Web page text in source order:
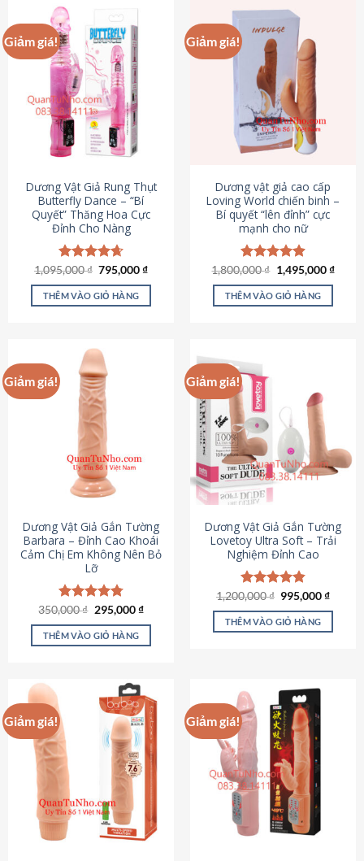
Giảm giá!
Dương Vật Giả Rung Thụt
Butterfly Dance – “Bí
Quyết” Thăng Hoa Cực
Đỉnh Cho Nàng
Được xếp
hạng4.65
5 sao
1,095,000₫ Giá
là:
1,095,000 ₫.
795,000₫Giá
tại
THÊM VÀO GIỎ HÀNG
Giảm giá!
Dương vật giả cao cấp
Loving World chiến binh –
Bí quyết “lên đỉnh” cực
mạnh cho nữ
Được xếp
hạng4.89
5 sao
1,800,000₫ Giá
gốc
là:
1,800,000 ₫.
1,495,000₫Giá
THÊM VÀO GIỎ HÀNG
Giảm giá!
Dương Vật Giả Gắn Tường
Barbara – Đỉnh Cao Khoái
Cảm Chị Em Không Nên Bỏ
Lỡ
Được xếp
hạng4.79
5 sao
350,000₫ Giá
là:
350,000 ₫.
295,000₫Giá
tại
THÊM VÀO GIỎ HÀNG
Giảm giá!
Dương Vật Giả Gắn Tường
Lovetoy Ultra Soft – Trải
Nghiệm Đỉnh Cao
Được xếp
hạng4.82
5 sao
1,200,000₫ Giá
là:
1,200,000 ₫.
995,000₫Giá
tại
THÊM VÀO GIỎ HÀNG
Giảm giá! Giảm giá!